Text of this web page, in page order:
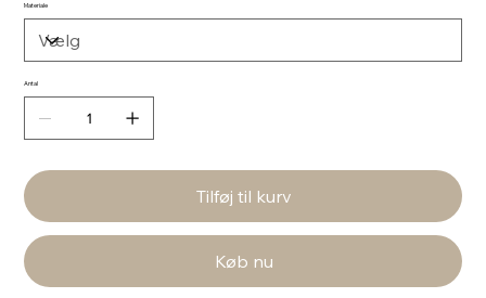
Materiale
Antal
Tilføj til kurv
Køb nu